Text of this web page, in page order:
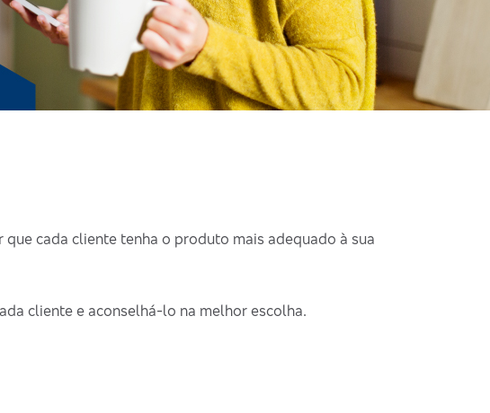
cada cliente tenha o produto mais adequado à sua
cliente e aconselhá-lo na melhor escolha.